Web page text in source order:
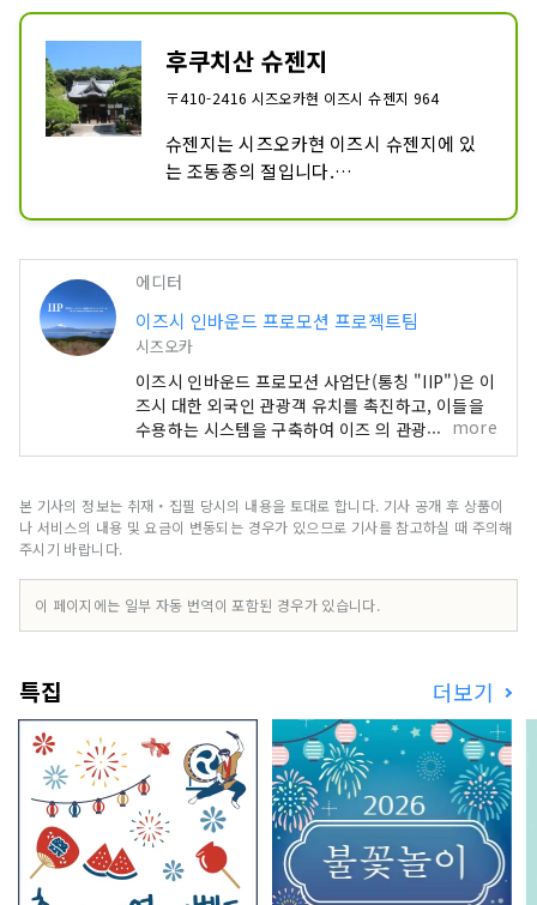
후쿠치산 슈젠지
〒410-2416 시즈오카현 이즈시 슈젠지 964
슈젠지는 시즈오카현 이즈시 슈젠지에 있
는 조동종의 절입니다.
사 공해에 의해 개창되었습니다.​
건장년간(1249-1255)에 임제종이 되어,
응영 9년(1409)의 전란에 의해, 가람을 소
실했습니다만, 그 후, 이즈국을 다스린 호
조 조운에 의해 재건되어 현재의 조동종이
슈젠지는 슈젠지 온천 마을의 중심에 있으
며, 이즈 반도를 대표하는 관광 명소 중 하
나입니다.
에디터
이즈시 인바운드 프로모션 프로젝트팀
시즈오카
이즈시 인바운드 프로모션 사업단(통칭 "IIP")은 이
즈시 대한 외국인 관광객 유치를 촉진하고, 이들을
수용하는 시스템을 구축하여 이즈 의 관광 자원을
활용하여 매력적인 국제 관광지로 만드는 것을 목표
을 자랑하며, 온천, 해변, 산악 지역 등 다양한 관광
명소를 보유하고 있습니다. 도쿄 에서 기차로 약 2
나 주말 여행으로 이상적인 곳입니다. [표지 이미지
에 대한 참고 사항] 표지 사진은 이즈시 색칠하는 사
진 콘테스트에서 수상한 작품입니다. 사진작가: 오
사용에 대한 자세한 내용은 이즈시 관광정보 웹사이
트를 확인하세요.
more
본 기사의 정보는 취재・집필 당시의 내용을 토대로 합니다. 기사 공개 후 상품이
나 서비스의 내용 및 요금이 변동되는 경우가 있으므로 기사를 참고하실 때 주의해
주시기 바랍니다.
이 페이지에는 일부 자동 번역이 포함된 경우가 있습니다.
특집 더보기